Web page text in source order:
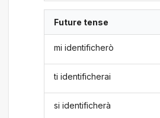
Future tense
mi identificherò
ti identificherai
si identificherà